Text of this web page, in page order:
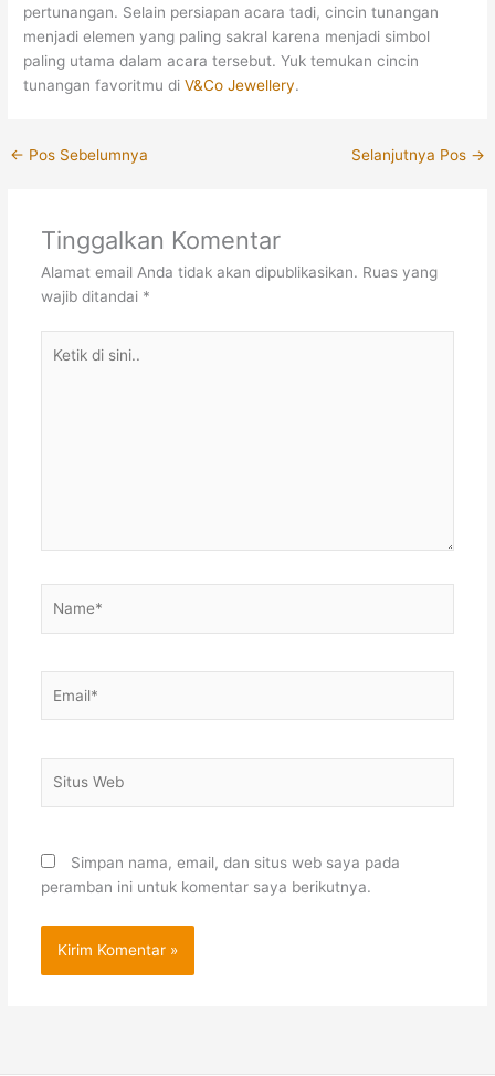
pertunangan. Selain persiapan acara tadi, cincin tunangan
menjadi elemen yang paling sakral karena menjadi simbol
paling utama dalam acara tersebut. Yuk temukan cincin
tunangan favoritmu diV&Co Jewellery.
← Pos Sebelumnya Selanjutnya Pos →
Tinggalkan Komentar
Alamat email Anda tidak akan dipublikasikan. Ruas yang
wajib ditandai *
Web
Simpan nama, email, dan situs web saya pada
peramban ini untuk komentar saya berikutnya.